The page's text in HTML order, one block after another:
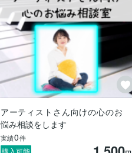
アーティストさん向けの心のお
悩み相談をします
実績0件